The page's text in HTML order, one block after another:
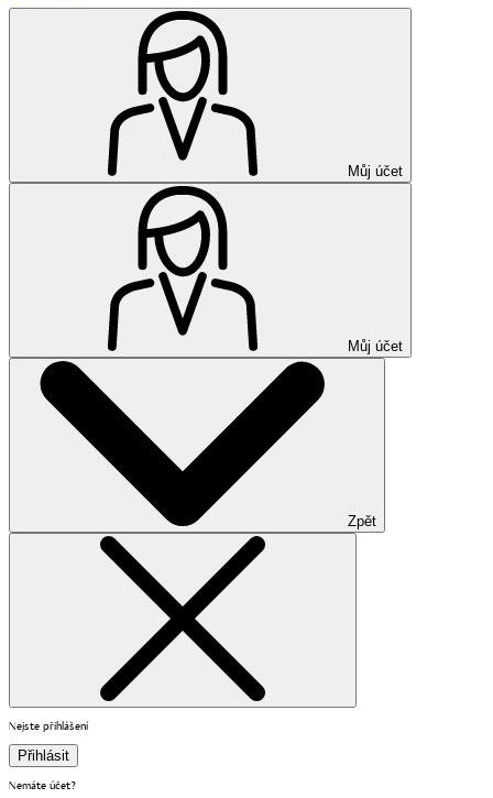
Můj účet
Můj účet
Zpět
Nejste přihlášení
Přihlásit
Nemáte účet?